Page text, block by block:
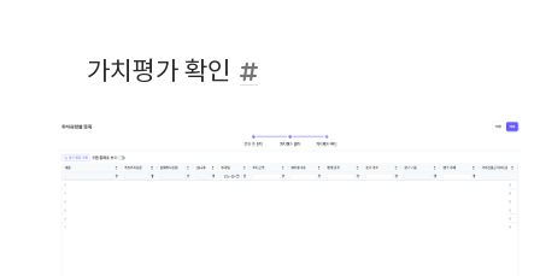
가치평가 확인